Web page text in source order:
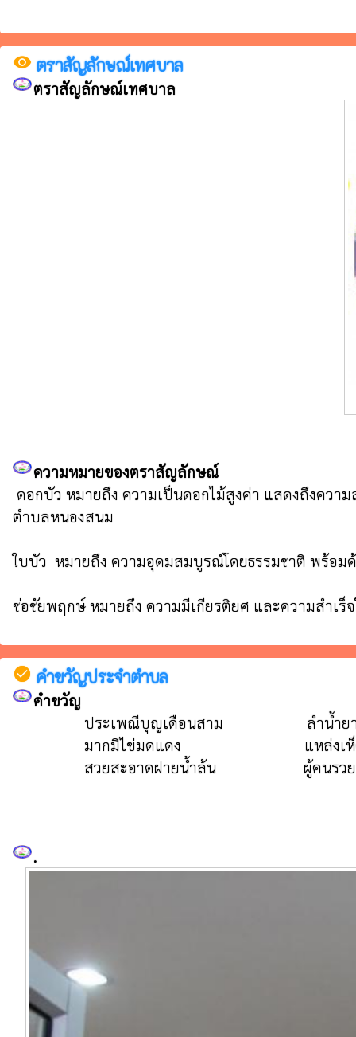
visibility ตราสัญลักษณ์เทศบาล
ตราสัญลักษณ์เทศบาล
ความหมายของตราสัญลักษณ์
ตำบลหนองสนม
ใบบัว  หมายถึง ความอุดมสมบูรณ์โดยธรรมชาติ พร้อ
ช่อชัยพฤกษ์ หมายถึง ความมีเกียรติยศ และความสำเ
check_circle คำขวัญประจำตำบล
คำขวัญ
.